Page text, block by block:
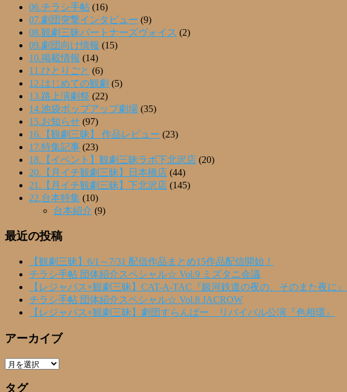
06.チラシ手帖 (16)
07.劇団突撃インタビュー (9)
08.観劇三昧パートナーズヴォイス (2)
09.劇団向け情報 (15)
10.掲載情報 (14)
11.ひとりごと (6)
12.はじめての観劇 (5)
13.路上演劇祭 (22)
14.池袋ポップアップ劇場 (35)
15.お知らせ (97)
16.【観劇三昧】 作品レビュー (23)
17.特集記事 (23)
18.【イベント】観劇三昧ラボ下北沢店 (20)
20.【月イチ観劇三昧】日本橋店 (44)
21.【月イチ観劇三昧】下北沢店 (145)
22.台本特集 (10)
台本紹介 (9)
最近の投稿
【観劇三昧】6/1～7/31 配信作品まとめ15作品配信開始！
チラシ手帖 団体紹介スペシャル☆ Vol.9 ミズタニ会議
【レジャパス×観劇三昧】CAT-A-TAC『銀河鉄道の夜の、そのまた夜に』
チラシ手帖 団体紹介スペシャル☆ Vol.8 JACROW
【レジャパス×観劇三昧】劇団すらんばー リバイバル公演『色相環』
アーカイブ
ア
カ
タグ